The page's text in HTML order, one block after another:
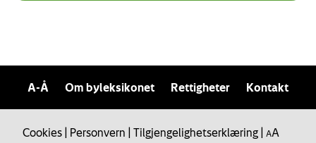
A-Å Om byleksikonet Rettigheter Kontakt
Cookies Personvern Tilgjengelighetserklæring AA